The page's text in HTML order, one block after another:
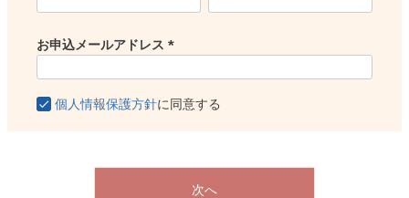
須
)
お申込メールアドレス
須
個人情報保護方針に同意する
次へ